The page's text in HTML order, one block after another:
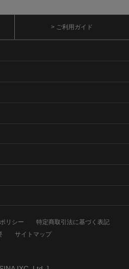
> ご利用ガイド
リシー
特定商取引法に基づく表記
サイトマップ